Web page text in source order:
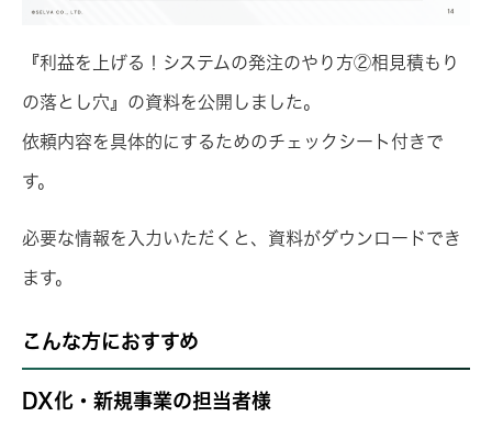
『利益を上げる！システムの発注のやり方②相見積もり
の落とし穴』の資料を公開しました。
依頼内容を具体的にするためのチェックシート付きで
す。
必要な情報を入力いただくと、資料がダウンロードでき
ます。
こんな方におすすめ
DX化・新規事業の担当者様